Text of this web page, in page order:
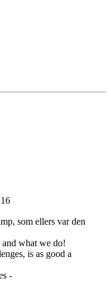
som ellers var den
what we do!
is as good a
-